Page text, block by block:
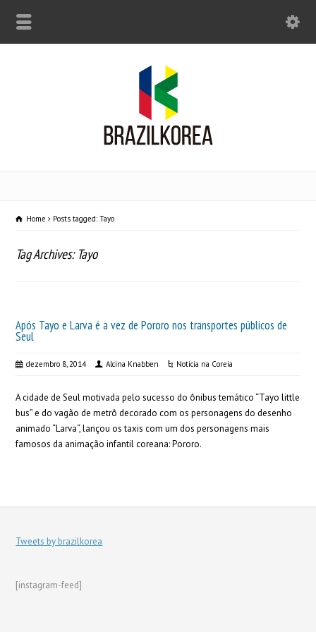
Home Posts tagged: Tayo
Tag Archives: Tayo
Após Tayo e Larva é a vez de Pororo nos transportes públicos de
Seul
dezembro 8, 2014 Alcina Knabben Noticia na Coreia
A cidade de Seul motivada pelo sucesso do ônibus temático “Tayo little
bus” e do vagão de metrô decorado com os personagens do desenho
animado “Larva“, lançou os taxis com um dos personagens mais
famosos da animação infantil coreana: Pororo.
Tweets by brazilkorea
[instagram-feed]